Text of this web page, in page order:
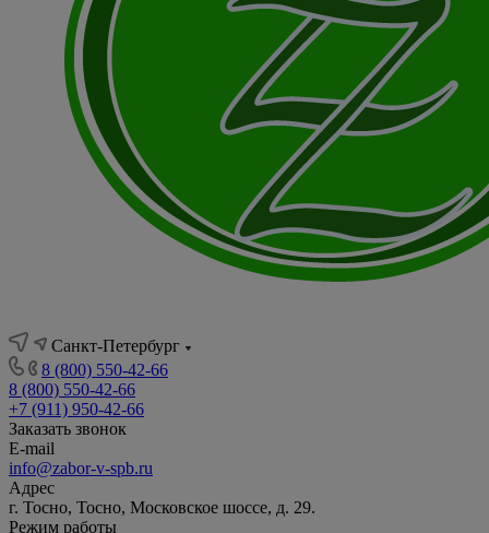
Санкт-Петербург
8 (800) 550-42-66
8 (800) 550-42-66
+7 (911) 950-42-66
Заказать звонок
E-mail
info@zabor-v-spb.ru
Адрес
г. Тосно, Тосно, Московское шоссе, д. 29.
Режим работы